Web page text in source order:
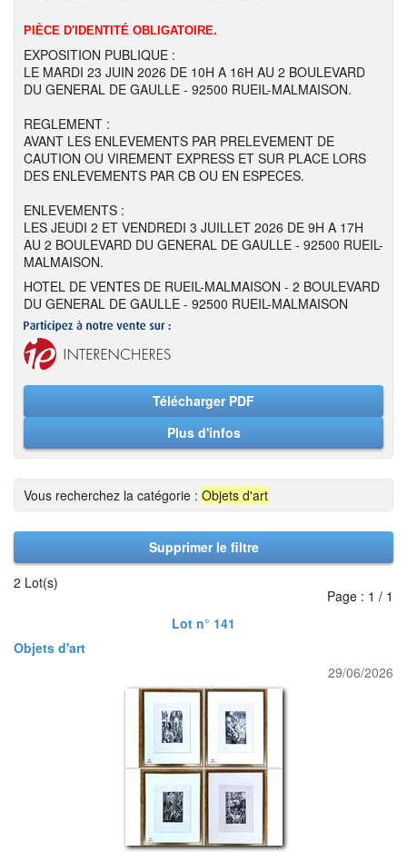
PIÈCE D'IDENTITÉ OBLIGATOIRE.
EXPOSITION PUBLIQUE :
LE MARDI 23 JUIN 2026 DE 10H A 16H AU 2 BOULEVARD
DU GENERAL DE GAULLE - 92500 RUEIL-MALMAISON.
REGLEMENT :
AVANT LES ENLEVEMENTS PAR PRELEVEMENT DE
CAUTION OU VIREMENT EXPRESS ET SUR PLACE LORS
DES ENLEVEMENTS PAR CB OU EN ESPECES.
ENLEVEMENTS :
LES JEUDI 2 ET VENDREDI 3 JUILLET 2026 DE 9H A 17H
AU 2 BOULEVARD DU GENERAL DE GAULLE - 92500 RUEIL-
MALMAISON.
HOTEL DE VENTES DE RUEIL-MALMAISON - 2 BOULEVARD
DU GENERAL DE GAULLE - 92500 RUEIL-MALMAISON
Télécharger PDF
Plus d'infos
Vous recherchez la catégorie : Objets d'art
Supprimer le filtre
2 Lot(s)
Page : 1 / 1
Lot n° 141
Objets d'art
29/06/2026